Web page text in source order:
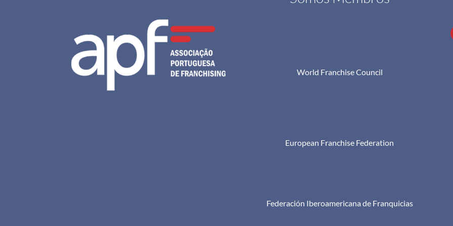
World Franchise Council
European Franchise Federation
Federación Iberoamericana de Franquicias